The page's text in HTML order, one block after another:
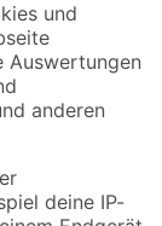
verpassen!